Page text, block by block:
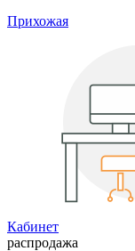
Прихожая
Кабинет
распродажа